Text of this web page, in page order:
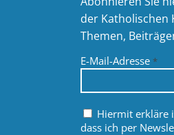
der Katholischen
Themen,
E-Mail-Adresse*
Hiermit erkläre
dass ich per